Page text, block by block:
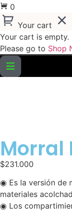
0
Your cart
Your cart is empty.
Please go to Shop
Morral
$231.000
◉ Es la versión de
materiales
◉ Los